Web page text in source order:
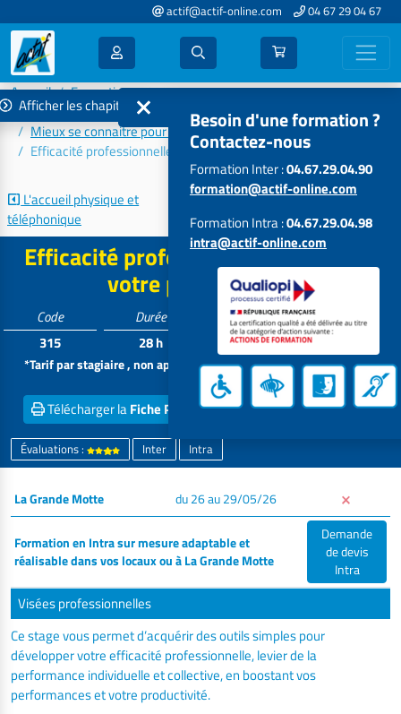
actif@actif-online.com 04 67 29 04 67
Accueil
Formations 2026
Communication - Efficacité - Relations humaines
Mieux se connaitre pour gagner en efficacité
Efficacité professionnelle : musclez votre performance
Afficher les chapitres
L'accueil physique et
téléphonique
La posture professionnelle :...
Efficacité professionnelle : musclez
votre performance
Code
315
Durée
28 h
Tarif*
1064 €
Participants
*Tarif par stagiaire , non applicable aux formations intra dans vos
locaux
Télécharger laFiche PDF Obtenir unDevis inter
Évaluations : Inter Intra
La Grande Motte du 26 au 29/05/26
Formation en Intra sur mesure adaptable et
réalisable dans vos locaux ou à La Grande Motte
Demande
de devis
Intra
Visées professionnelles
Ce stage vous permet d’acquérir des outils simples pour
développer votre efficacité professionnelle, levier de la
performance individuelle et collective, en boostant vos
performances et votre productivité.
Besoin d'une formation ?
Contactez-nous
Formation Inter :04.67.29.04.90
formation@actif-online.com
Formation Intra :04.67.29.04.98
intra@actif-online.com